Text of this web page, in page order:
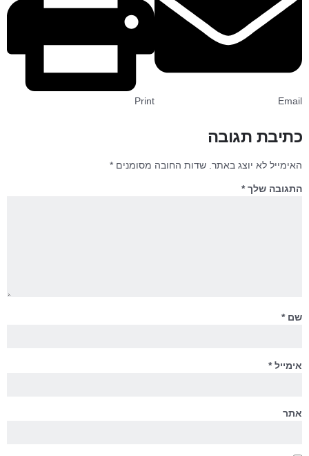
Email
Print
כתיבת תגובה
האימייל לא יוצג באתר. שדות החובה מסומנים *
התגובה שלך*
שם*
אימייל*
אתר